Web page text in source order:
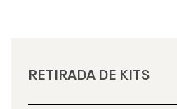
RETIRADA DE KITS